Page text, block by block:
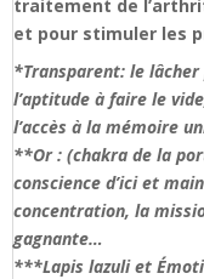
traitement de
et pour stimuler les
*Transparent: le
l’aptitude à faire le
l’accès à la mémoire
**Or : (chakra de la
conscience d’ici et
concentration, la
gagnante…
***Lapis lazuli et